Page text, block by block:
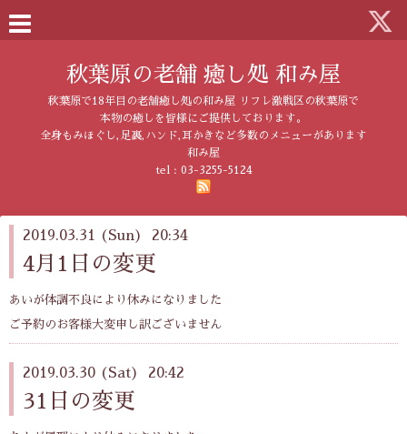
秋葉原の老舗 癒し処 和み屋
秋葉原で18年目の老舗癒し処の和み屋 リフレ激戦区の秋葉原で
本物の癒しを皆様にご提供しております。
全身もみほぐし,足裏,ハンド,耳かきなど多数のメニューがあります
和み屋
tel : 03-3255-5124
2019.03.31 (Sun) 20:34
4月1日の変更
あいが体調不良により休みになりました
ご予約のお客様大変申し訳ございません
2019.03.30 (Sat) 20:42
31日の変更